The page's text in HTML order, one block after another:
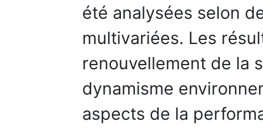
été analysées selon
multivariées. Les
renouvellement de la
dynamisme
aspects de la